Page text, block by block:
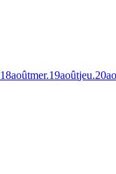
18aoûtmer.19aoûtjeu.20